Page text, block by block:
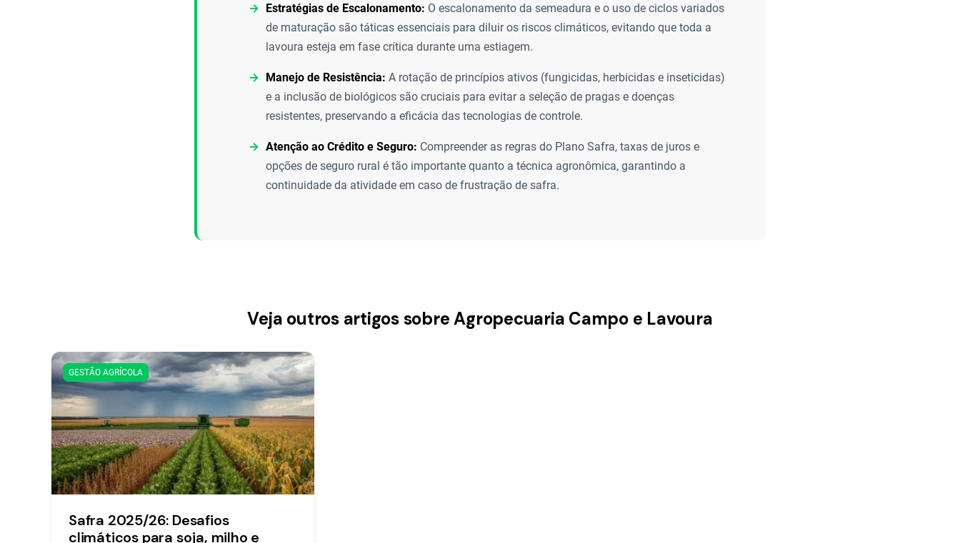
Estratégias de Escalonamento: O escalonamento da semeadura e o uso de ciclos variados
de maturação são táticas essenciais para diluir os riscos climáticos, evitando que toda a
lavoura esteja em fase crítica durante uma estiagem.
Manejo de Resistência: A rotação de princípios ativos (fungicidas, herbicidas e inseticidas)
e a inclusão de biológicos são cruciais para evitar a seleção de pragas e doenças
resistentes, preservando a eficácia das tecnologias de controle.
Atenção ao Crédito e Seguro: Compreender as regras do Plano Safra, taxas de juros e
opções de seguro rural é tão importante quanto a técnica agronômica, garantindo a
continuidade da atividade em caso de frustração de safra.
Veja outros artigos sobre Agropecuaria Campo e Lavoura
GESTÃO AGRÍCOLA
Safra 2025/26: Desafios
climáticos para soja, milho e